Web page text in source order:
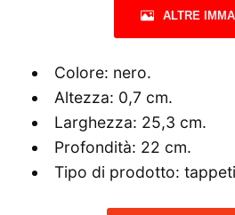
ALTRE
Colore: nero.
Altezza: 0,7 cm.
Larghezza: 25,3 cm.
Profondità: 22 cm.
Tipo di prodotto: